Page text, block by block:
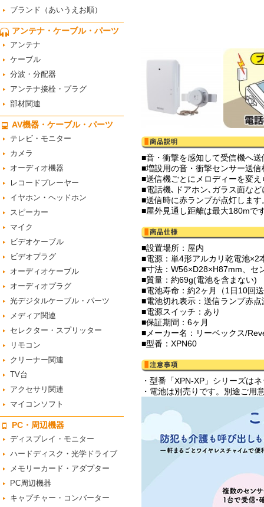
ブランド（あいうえお順）
アンテナ・ケーブル・パーツ
アンテナ
ケーブル
分波・分配器
アンテナ接栓・プラグ
部材関連
AV機器・ケーブル・パーツ
テレビ・モニター
カメラ
オーディオ機器
レコードプレーヤー
イヤホン・ヘッドホン
スピーカー
マイク
ビデオケーブル
ビデオプラグ
オーディオケーブル
オーディオプラグ
光デジタルケーブル・パーツ
メディア関連
セレクター・スプリッター
リモコン
クリーナー関連
TV台
アクセサリ関連
マイコンソフト
PC・周辺機器
ディスプレイ・モニター
ハードディスク・光学ドライブ
メモリーカード・アダプター
PC周辺機器
キャプチャー・コンバーター
■音・衝撃を感知して受信機へ送
■増設用の音・衝撃センサー送信
■送信機ごとにメロディーを変え
■電話機､ドアホン､ガラス面な
■送信時に赤ランプが点灯します
■屋外見通し距離は最大180mで
■設置場所：屋内
■電源：単4形アルカリ乾電池×2
■寸法：W56×D28×H87mm、セ
■質量：約69g(電池を含まない)
■電池寿命：約2ヶ月（1日10回
■電池切れ表示：送信ランプ赤点
■電源スイッチ：あり
■保証期間：6ヶ月
■メーカー名：リーベックス/
■型番：XPN60
・型番「XPN-XP」シリーズは
・電池は別売りです。別途ご用